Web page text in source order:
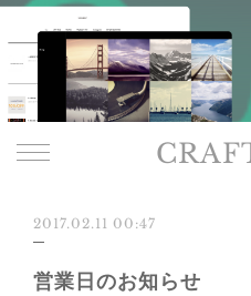
2017.02.11 00:47
営業日のお知らせ